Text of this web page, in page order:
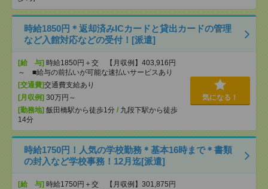
時給1850円＊返却済みICカードと貸出カードの管理
など入館対応などの受付！[派遣]
[給 与] 時給1850円＋交 【月収例】403,916円
～ ■給与の前払いが可能な速払いサービスあり
[交通費]交通費支給あり
[月収例] 30万円～
[勤務地] 飯田橋駅から徒歩1分 / 九段下駅から徒歩
14分
気になる！
時給1750円！人気の学校勤務＊基本16時まで＊書類
の封入など学校事務！12月迄[派遣]
[給 与] 時給1750円＋交 【月収例】301,875円